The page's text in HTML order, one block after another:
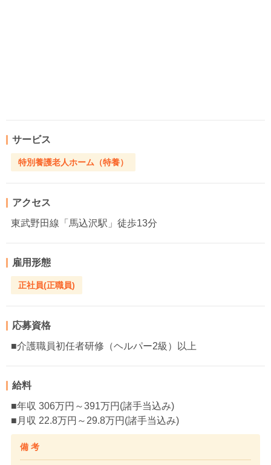
サービス
特別養護老人ホーム（特養）
アクセス
東武野田線「馬込沢駅」徒歩13分
雇用形態
正社員(正職員)
応募資格
■介護職員初任者研修（ヘルパー2級）以上
給料
■年収 306万円～391万円(諸手当込み)
■月収 22.8万円～29.8万円(諸手当込み)
備 考